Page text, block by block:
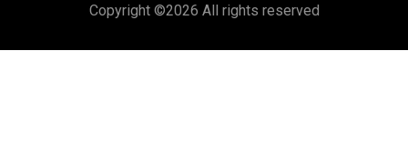
Copyright ©2026 All rights reserved